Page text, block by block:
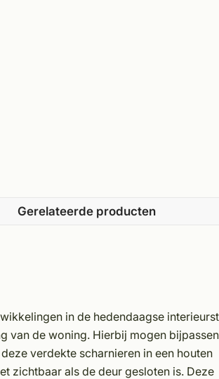
Gerelateerde producten
in de hedendaagse
van de woning. Hierbij mogen
verdekte scharnieren in een houten
zichtbaar als de deur gesloten is. Deze